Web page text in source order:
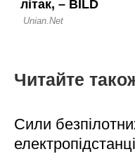
Читайте
Сили